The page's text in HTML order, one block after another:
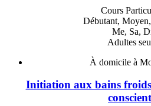
Cours
Débutant,
Me, Sa,
Adultes
À domicile à
Initiation aux bains